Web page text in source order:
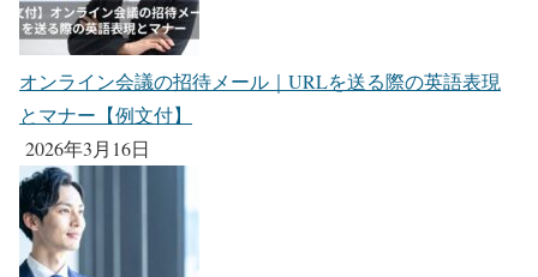
オンライン会議の招待メール｜URLを送る際の英語表現
とマナー【例文付】
2026年3月16日